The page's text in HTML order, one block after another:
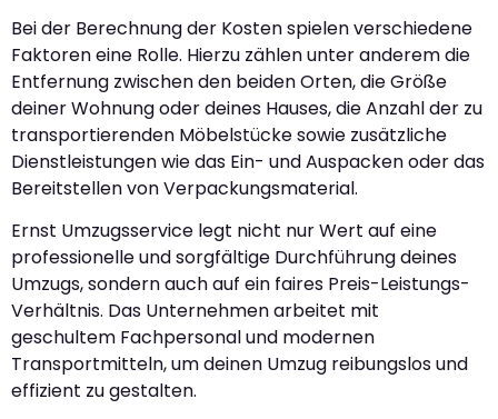
Bei der Berechnung der Kosten spielen verschiedene
Faktoren eine Rolle. Hierzu zählen unter anderem die
Entfernung zwischen den beiden Orten, die Größe
deiner Wohnung oder deines Hauses, die Anzahl der zu
transportierenden Möbelstücke sowie zusätzliche
Dienstleistungen wie das Ein- und Auspacken oder das
Bereitstellen von Verpackungsmaterial.
Ernst Umzugsservice legt nicht nur Wert auf eine
professionelle und sorgfältige Durchführung deines
Umzugs, sondern auch auf ein faires Preis-Leistungs-
Verhältnis. Das Unternehmen arbeitet mit
geschultem Fachpersonal und modernen
Transportmitteln, um deinen Umzug reibungslos und
effizient zu gestalten.